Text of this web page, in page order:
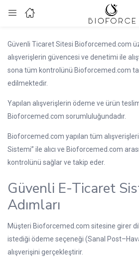
Enter your username and password to
Remember me
Güvenli Ticaret Sitesi Bioforcemed.com
alışverişlerin güvencesi ve denetimi ile
sona tüm kontrolünü Bioforcemed.com
edilmektedir.
Yapılan alışverişlerin ödeme ve ürün
Bioforcemed.com sorumluluğundadır.
Bioforcemed.com yapılan tüm
Sistemi” ile alıcı ve Bioforcemed.com
kontrolünü sağlar ve takip eder.
Güvenli E-Ticaret
Adımları
Müşteri Bioforcemed.com sitesine girer
istediği ödeme seçeneği (Sanal
alışverişini gerçekleştirir.